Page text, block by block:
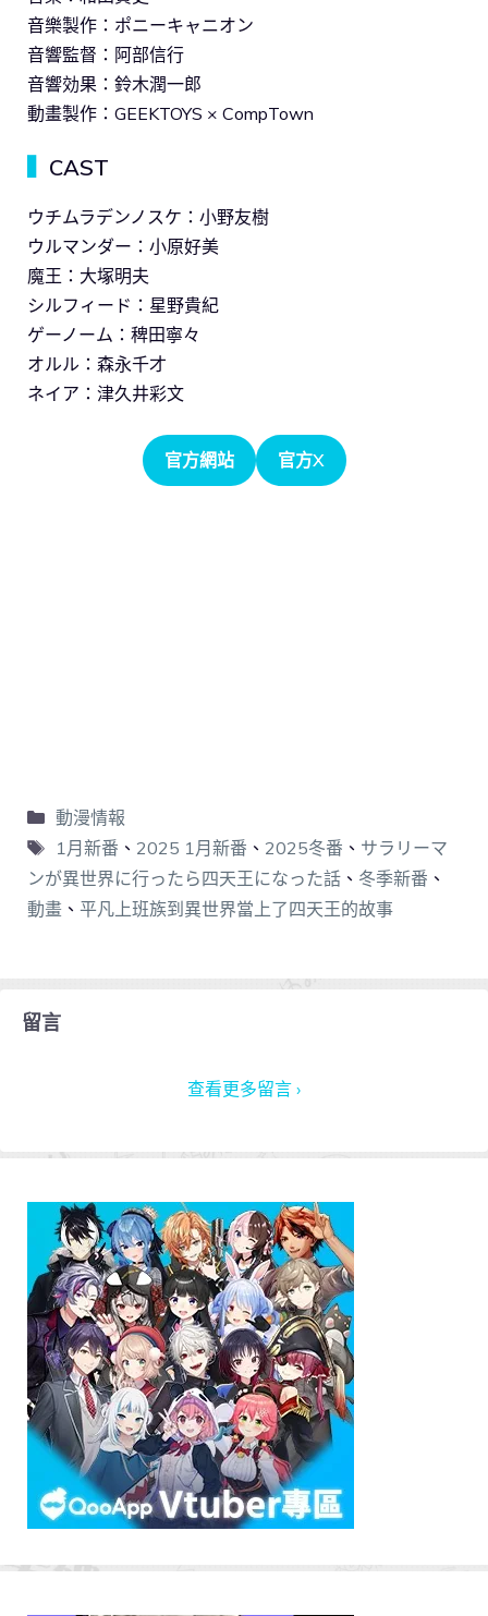
音樂製作：ポニーキャニオン
音響監督：阿部信行
音響効果：鈴木潤一郎
動畫製作：GEEKTOYS × CompTown
CAST
ウチムラデンノスケ：小野友樹
ウルマンダー：小原好美
魔王：大塚明夫
シルフィード：星野貴紀
ゲーノーム：稗田寧々
オルル：森永千才
ネイア：津久井彩文
官方網站 官方X
動漫情報
1月新番 、 2025 1月新番 、 2025冬番 、 サラリーマ
ンが異世界に行ったら四天王になった話 、 冬季新番 、
動畫 、 平凡上班族到異世界當上了四天王的故事
留言
查看更多留言 ›